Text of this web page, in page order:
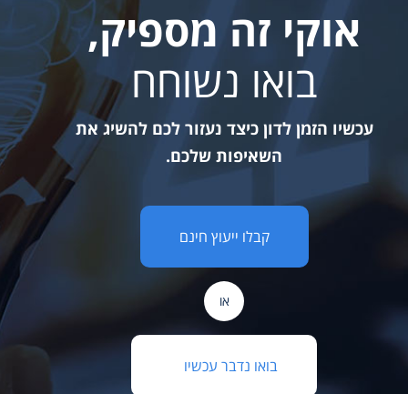
אוקי זה מספיק,
בואו נשוחח
עכשיו הזמן לדון כיצד נעזור לכם להשיג את
השאיפות שלכם.
קבלו ייעוץ חינם
או
בואו נדבר עכשיו